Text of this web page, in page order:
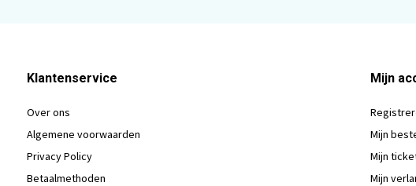
Klantenservice
Over ons
Algemene voorwaarden
Privacy Policy
Betaalmethoden
Mijn
Mijn
Mijn
Mijn